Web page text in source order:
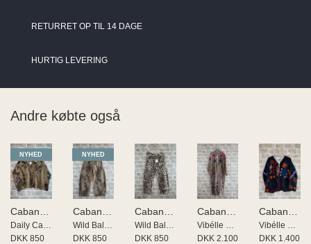
RETURRET OP TIL 14 DAGE
HURTIG LEVERING
Andre købte også
NYHED
DKK 850
NYHED
DKK 850
DKK 850
DKK 2.100
DKK 1.400